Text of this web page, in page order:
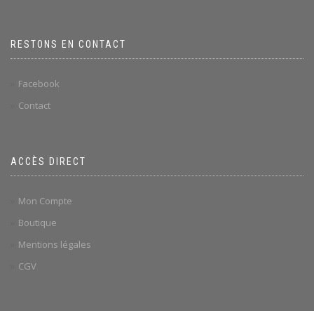
RESTONS EN CONTACT
Facebook
Contact
ACCÈS DIRECT
Mon Compte
Boutique
Mentions légales
CGV